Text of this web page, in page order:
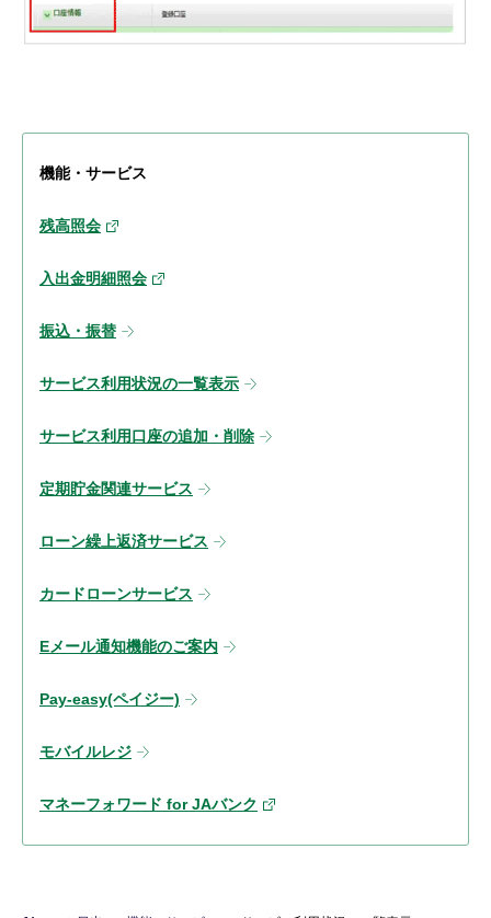
機能・サービス
残高照会
入出金明細照会
振込・振替
サービス利用状況の一覧表示
サービス利用口座の追加・削除
定期貯金関連サービス
ローン繰上返済サービス
カードローンサービス
Eメール通知機能のご案内
Pay-easy(ペイジー)
モバイルレジ
マネーフォワード for JAバンク